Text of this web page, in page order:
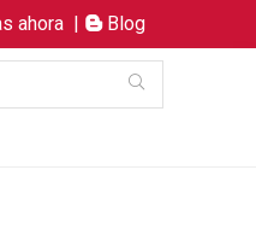
ahora | Blog